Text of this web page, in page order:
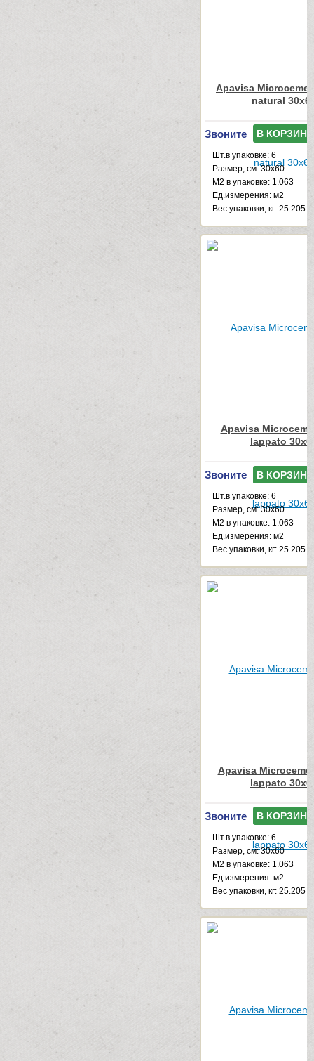
Apavisa
natural
Звоните В КОРЗИНУ
Шт.в упаковке: 6
Размер, см: 30x60
М2 в упаковке: 1.063
Ед.измерения: м2
Веc упаковки, кг: 25.205
Apavisa
lappato
Звоните В КОРЗИНУ
Шт.в упаковке: 6
Размер, см: 30x60
М2 в упаковке: 1.063
Ед.измерения: м2
Веc упаковки, кг: 25.205
Apavisa
lappato
Звоните В КОРЗИНУ
Шт.в упаковке: 6
Размер, см: 30x60
М2 в упаковке: 1.063
Ед.измерения: м2
Веc упаковки, кг: 25.205